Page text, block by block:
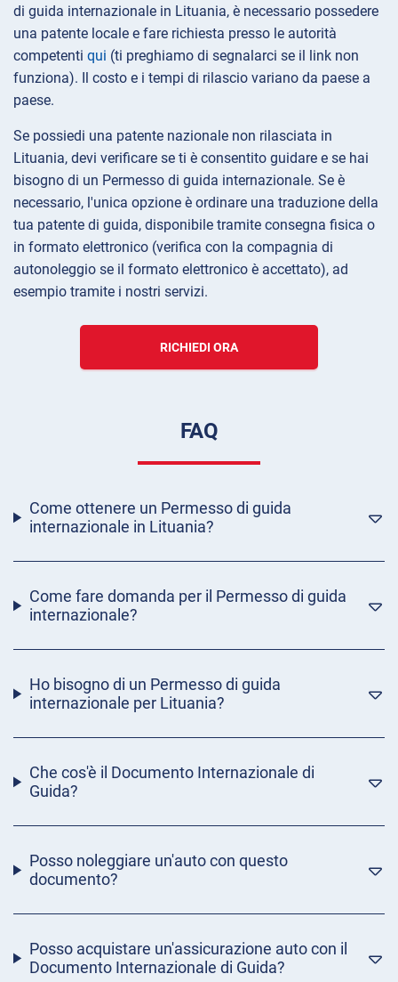
di guida internazionale in Lituania, è necessario possedere
una patente locale e fare richiesta presso le autorità
competenti qui (ti preghiamo di segnalarci se il link non
funziona). Il costo e i tempi di rilascio variano da paese a
paese.
Se possiedi una patente nazionale non rilasciata in
Lituania, devi verificare se ti è consentito guidare e se hai
bisogno di un Permesso di guida internazionale. Se è
necessario, l'unica opzione è ordinare una traduzione della
tua patente di guida, disponibile tramite consegna fisica o
in formato elettronico (verifica con la compagnia di
autonoleggio se il formato elettronico è accettato), ad
esempio tramite i nostri servizi.
RICHIEDI ORA
FAQ
Come ottenere un Permesso di guida
internazionale in Lituania?
Come fare domanda per il Permesso di guida
internazionale?
Ho bisogno di un Permesso di guida
internazionale per Lituania?
Che cos'è il Documento Internazionale di
Guida?
Posso noleggiare un'auto con questo
documento?
Posso acquistare un'assicurazione auto con il
Documento Internazionale di Guida?